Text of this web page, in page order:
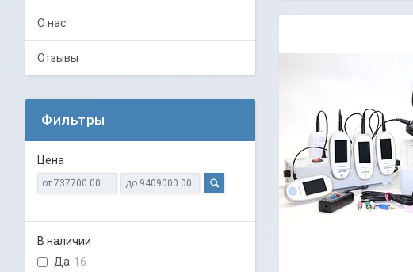
О нас
Отзывы
Фильтры
Цена
В наличии
Да 16